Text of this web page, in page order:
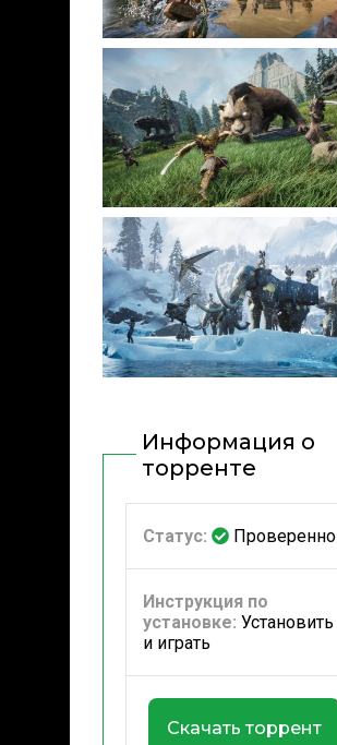
Информация о
торренте
Статус: Проверенно
Инструкция по
установке: Установить
и играть
Скачать торрент